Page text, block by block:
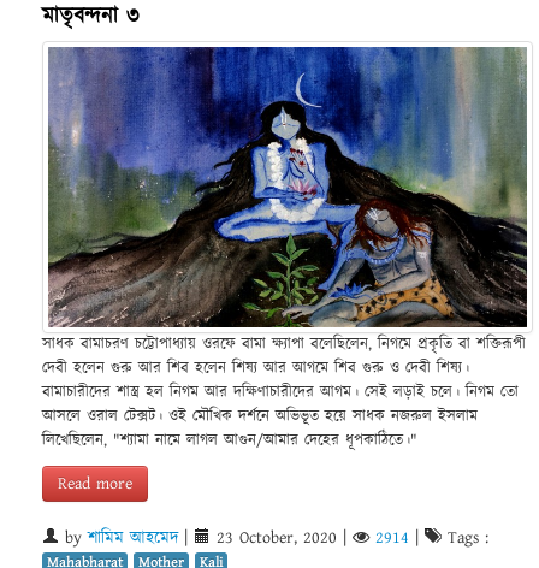
মাতৃবন্দনা ৩
সাধক বামাচরণ চট্টোপাধ্যায় ওরফে বামা ক্ষ্যাপা বলেছিলেন, নিগমে প্রকৃতি বা শক্তিরূপী
দেবী হলেন গুরু আর শিব হলেন শিষ্য আর আগমে শিব গুরু ও দেবী শিষ্য।
বামাচারীদের শাস্ত্র হল নিগম আর দক্ষিণাচারীদের আগম। সেই লড়াই চলে। নিগম তো
আসলে ওরাল টেক্সট। ওই মৌখিক দর্শনে অভিভূত হয়ে সাধক নজরুল ইসলাম
লিখেছিলেন, "শ্যামা নামে লাগল আগুন/আমার দেহের ধূপকাঠিতে।"
Read more
byশামিম আহমেদ| 23 October, 2020 2914 Tags :
Mahabharat Mother Kali